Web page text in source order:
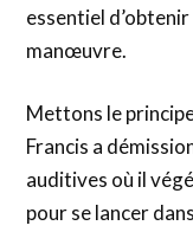
essentiel d’obtenir
manœuvre.
Mettons le
Francis a
auditives où il
pour se lancer